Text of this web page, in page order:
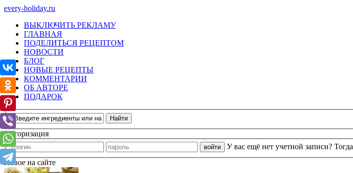
every-holiday.ru
ВЫКЛЮЧИТЬ РЕКЛАМУ
ГЛАВНАЯ
ПОДЕЛИТЬСЯ РЕЦЕПТОМ
НОВОСТИ
БЛОГ
НОВЫЕ РЕЦЕПТЫ
КОММЕНТАРИИ
ОБ АВТОРЕ
ПОДАРОК
Авторизация
У вас ещё нет учетной записи? Тогда
Новое на сайте